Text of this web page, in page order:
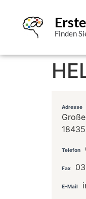
Finden
Adresse
Telefon
Fax
E-Mail